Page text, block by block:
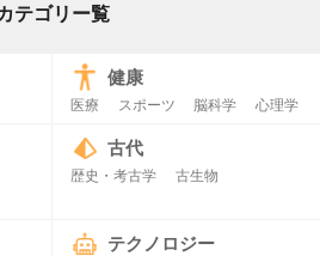
テゴリー覧
健康
医療 スポーツ 脳科学 心理学
古代
歴史・考古学 古生物
テクノロジー